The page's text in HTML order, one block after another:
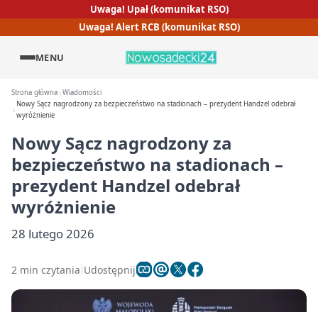
Uwaga! Upał (komunikat RSO)
Uwaga! Alert RCB (komunikat RSO)
MENU
Strona główna Wiadomości
Nowy Sącz nagrodzony za bezpieczeństwo na stadionach – prezydent Handzel odebrał
wyróżnienie
Nowy Sącz nagrodzony za
bezpieczeństwo na stadionach –
prezydent Handzel odebrał
wyróżnienie
28 lutego 2026
2 min czytania Udostępnij